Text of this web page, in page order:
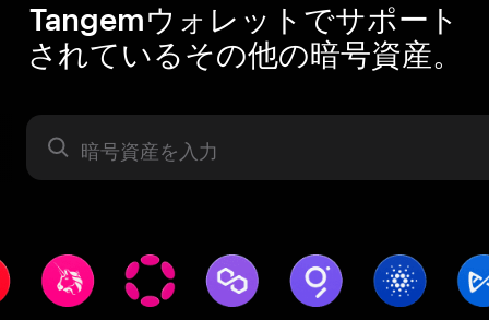
Tangemウォレットでサポート
されているその他の暗号資産。
暗号資産